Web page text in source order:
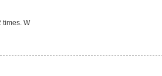
times. W